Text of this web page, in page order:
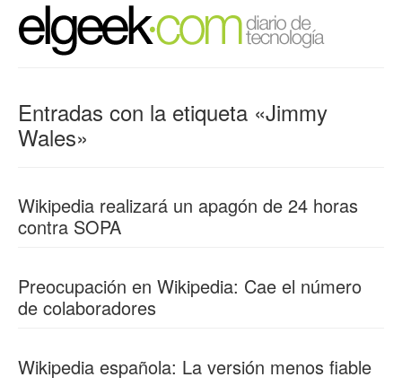
Entradas con la etiqueta «Jimmy
Wales»
Wikipedia realizará un apagón de 24 horas
contra SOPA
Preocupación en Wikipedia: Cae el número
de colaboradores
Wikipedia española: La versión menos fiable